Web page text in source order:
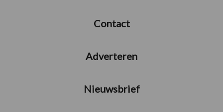
Contact
Adverteren
Nieuwsbrief